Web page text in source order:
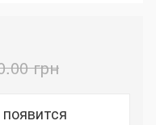
грн